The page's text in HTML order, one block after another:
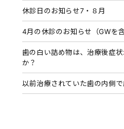
休診日のお知らせ7・８月
4月の休診のお知らせ（GWを含
歯の白い詰め物は、治療後症
か？
以前治療されていた歯の内側